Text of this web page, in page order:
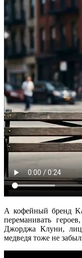
А кофейный бренд
переманивать
Джорджа Клуни,
медведя тоже не